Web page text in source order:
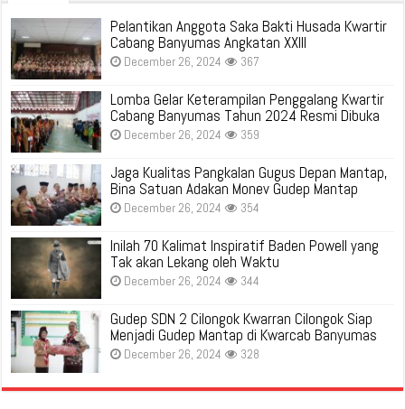
Pelantikan Anggota Saka Bakti Husada Kwartir
Cabang Banyumas Angkatan XXIII
December 26, 2024 367
Lomba Gelar Keterampilan Penggalang Kwartir
Cabang Banyumas Tahun 2024 Resmi Dibuka
December 26, 2024 359
Jaga Kualitas Pangkalan Gugus Depan Mantap,
Bina Satuan Adakan Monev Gudep Mantap
December 26, 2024 354
Inilah 70 Kalimat Inspiratif Baden Powell yang
Tak akan Lekang oleh Waktu
December 26, 2024 344
Gudep SDN 2 Cilongok Kwarran Cilongok Siap
Menjadi Gudep Mantap di Kwarcab Banyumas
December 26, 2024 328